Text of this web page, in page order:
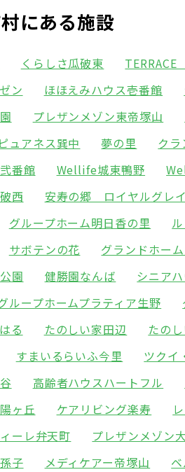
にある施設
くらしさ瓜破東
ン
ほほえみハウス壱番館
プレザンメゾン東帝塚山
ピュアネス巽中 夢の里 ク
番館
Wellife城東鴨野
西
安寿の郷 ロイヤルグレ
グループホーム明日香の里
サボテンの花 グランドホー
園
健勝園なんば シニア
ループホームプラティア生野
る
たのしい家田辺 たの
すまいるらいふ今里 ツクイ
高齢者ハウスハートフル
ヶ丘
ケアリビング楽寿
ーレ弁天町
プレザンメゾン
子
メディケアー帝塚山